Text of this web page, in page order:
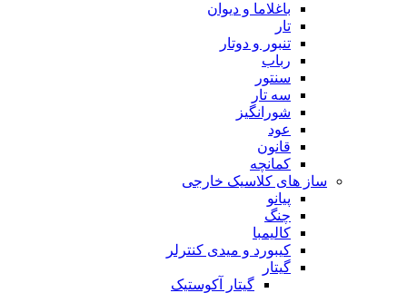
باغلاما و دیوان
تار
تنبور و دوتار
رباب
سنتور
سه تار
شورانگیز
عود
قانون
کمانچه
ساز های کلاسیک خارجی
پیانو
چنگ
کالیمبا
کیبورد و میدی کنترلر
گیتار
گیتار آکوستیک